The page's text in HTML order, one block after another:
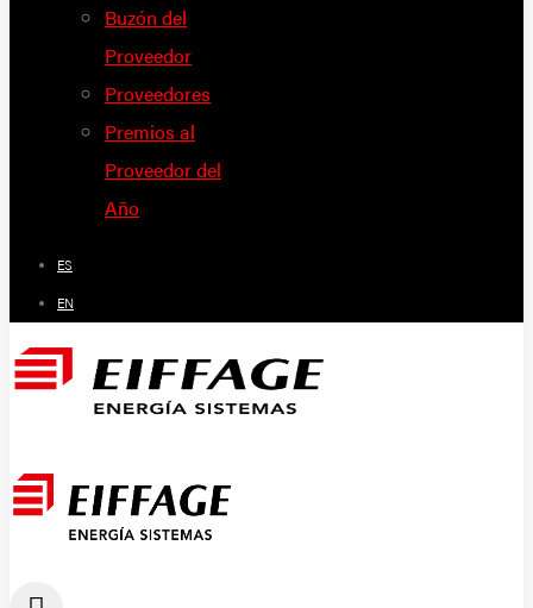
Buzón del
Proveedor
Proveedores
Premios al
Proveedor del
Año
ES
EN